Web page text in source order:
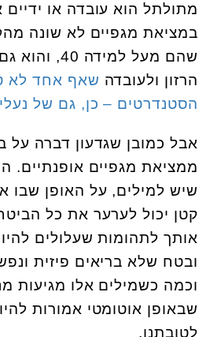
מתולתל הוא עובדה או ידיים
במציאת מגפיים לא שונה
שהם מעל
הרזון ולעובדה שאף אחד לא
הסטנדרטים – כן, גם של
אבל כמובן שגדעון דברה על
ממציאת מגפיים אופנתיים.
שיש למילים, על האופן שבו
קטן יכול לערער את כל
אותך לתהומות שעלולים
ובטח שלא בריאים פיזית
וכמה כשמילים אלו מגיעות
שבאופן אוטומטי אמורות
לטובתנו.